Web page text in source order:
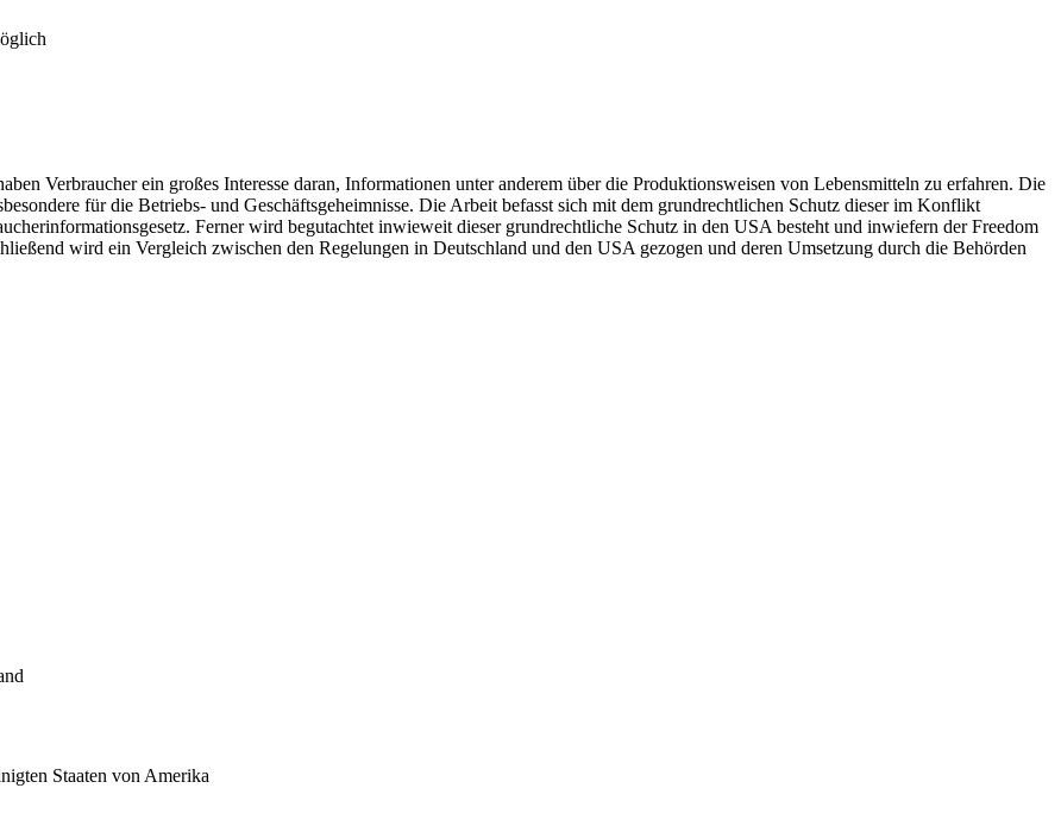
Verbraucher ein großes Interesse daran, Informationen unter anderem über die Produktionsweisen von Lebensmitteln zu erfahren. Die
für die Betriebs- und Geschäftsgeheimnisse. Die Arbeit befasst sich mit dem grundrechtlichen Schutz dieser im Konflikt
Ferner wird begutachtet inwieweit dieser grundrechtliche Schutz in den USA besteht und inwiefern der Freedom
wird ein Vergleich zwischen den Regelungen in Deutschland und den USA gezogen und deren Umsetzung durch die Behörden
Staaten von Amerika